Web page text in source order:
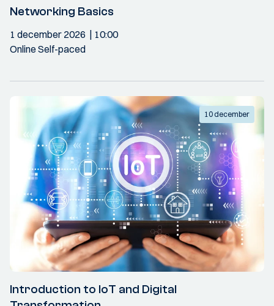
Networking Basics
1 december 2026
10:00
Online Self-paced
10 december
Introduction to IoT and Digital